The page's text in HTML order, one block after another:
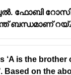
ഫോബി
ബന്ധമാണ്
is the brother
Based on the